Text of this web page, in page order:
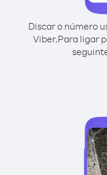
Discar o número
Viber.Para ligar